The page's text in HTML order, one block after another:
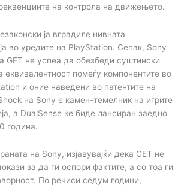
на контрола на движењето.
ја вградиле нивната
во уредите на PlayStation. Сепак, Sony
GET не успеа да обезбеди суштински
еквивалентност помеѓу компонентите во
и оние наведени во патентите на
на Sony е камен-темелник на игрите
а DualSense ќе биде лансиран заедно
година.
на Sony, изјавувајќи дека GET не
за да ги оспори фактите, а со тоа ги
По речиси седум години,